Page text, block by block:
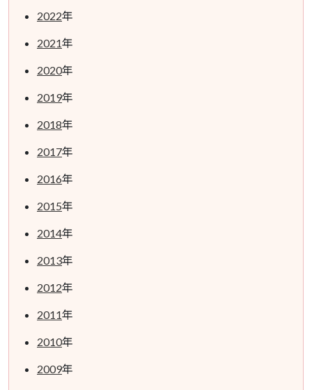
2022年
2021年
2020年
2019年
2018年
2017年
2016年
2015年
2014年
2013年
2012年
2011年
2010年
2009年